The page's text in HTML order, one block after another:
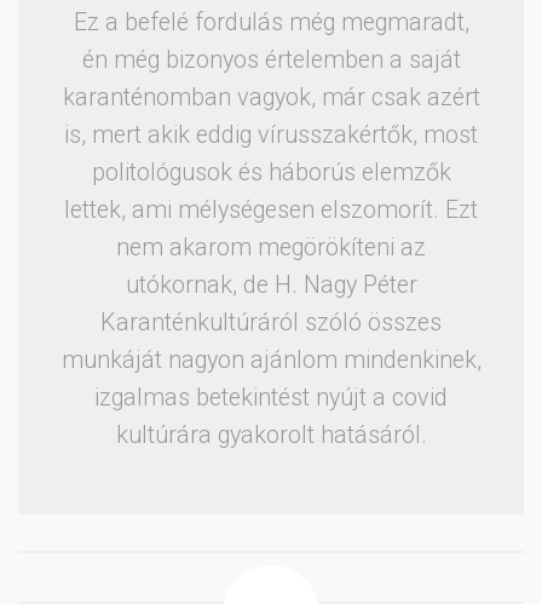
Ez a befelé fordulás még megmaradt,
én még bizonyos értelemben a saját
karanténomban vagyok, már csak azért
is, mert akik eddig vírusszakértők, most
politológusok és háborús elemzők
lettek, ami mélységesen elszomorít. Ezt
nem akarom megörökíteni az
utókornak, de H. Nagy Péter
Karanténkultúráról szóló összes
munkáját nagyon ajánlom mindenkinek,
izgalmas betekintést nyújt a covid
kultúrára gyakorolt hatásáról.